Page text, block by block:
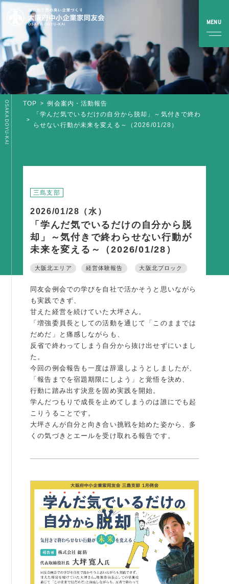
活動内容
全国行事
部会活動
その他の活動
地域経済
例会案内・活動報告
例会案内・活動報告
入会案内
入会案内
よくある質問
TOP
例会案内・活動報告
「学んだ気でいるだけの自分から脱却」～気付きで終わ
らせない行動が未来を変える～（2026/01/28）
OSAKA DOYU-KAI
三島支部
2026/01/28（水）
「学んだ気でいるだけの自分から脱
却」～気付きで終わらせない行動が
未来を変える～（2026/01/28）
大阪北エリア 経営体験報告 大阪北ブロック
同友会例会での学びを自社で活かそうと思いながら
も実践できず、
甘えた経営を続けていた大坪さん。
「増強委員長としての活動を通じて「このままでは
だめだ」と痛感しながらも、
反省で終わってしまう自分から抜け出せずにいまし
た。
今回の例会報告も一度は辞退しようとしましたが、
「報告までを宿題期限にしよう」と覚悟を決め、
行動に踏み出す決意を固め実践を開始。
学んだつもりで成長を止めてしまうのは誰にでも起
こりうることです。
大坪さんが自分と向き合い挑戦を始めた姿から、多
くの気づきとエールを受け取れる報告です。